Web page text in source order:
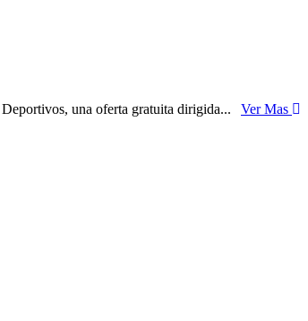
una oferta gratuita dirigida... Ver Mas